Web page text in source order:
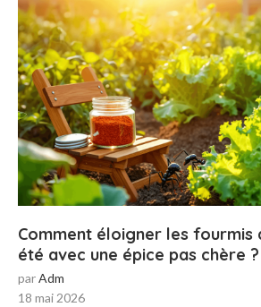
Comment éloigner les
été avec une épice pas chère ?
parAdm
18 mai 2026